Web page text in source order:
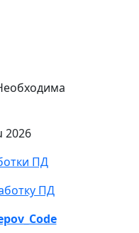
2026
ПД
ПД